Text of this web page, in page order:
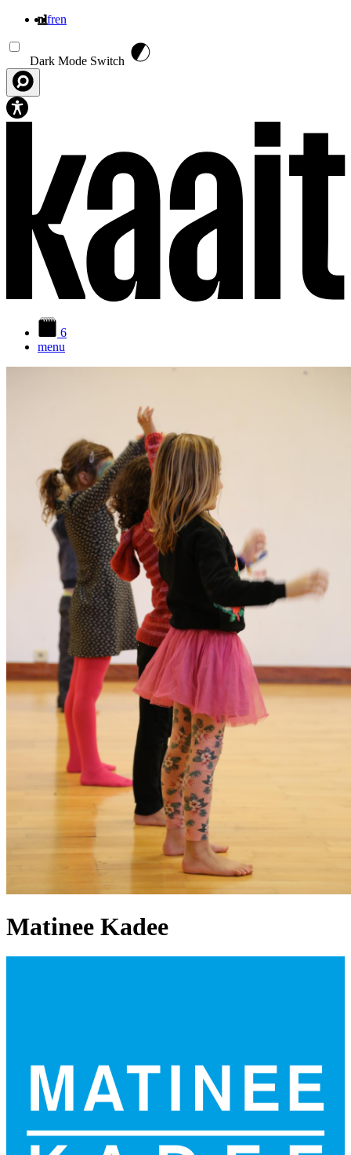
nlfren
Dark Mode Switch
6
menu
Matinee Kadee